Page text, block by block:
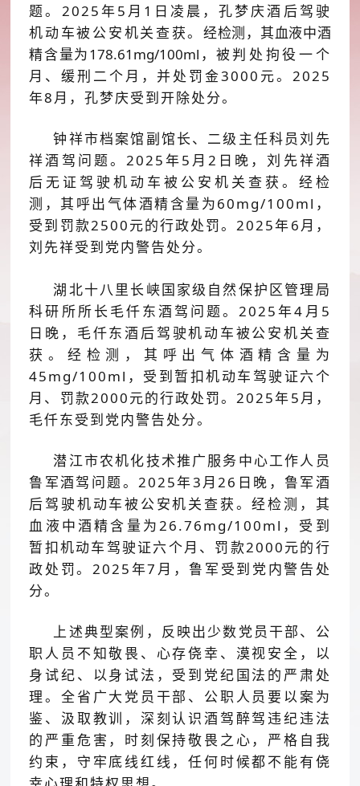
题。 2025年5 月 1 日 凌晨 ，孔梦庆酒后驾驶
机动车被公安机关查获。经检测， 其血液中酒
精含量为178.61 mg/100ml ， 被判处拘役一个
月 、缓刑 二个月 ，并处罚金3000 元。 2025
年8月，孔梦庆受到开除处分。
钟祥市档案馆副馆长、二级主任科员刘先
祥酒驾问题。 2025年5 月2 日 晚，刘先祥酒
后无证驾驶机动 车被公安机关查获。经检
测， 其 呼出气体酒精含量为60mg/100ml ，
受到 罚款2500元的行政处罚。2025年6月，
刘先祥受到党内警告处分。
湖北十八里长峡国家级自然保护区管理局
科研所所长毛仟东酒驾问题。2025年4 月 5
日 晚 ，毛仟东酒后驾驶机动车被公安机关查
获。经检测， 其 呼出气体酒精含量为
45mg/100ml ，受到暂扣机动车驾驶证六个
月、罚款2000元的行政处罚。2025年5月，
毛仟东受到党内警告处分。
潜江市农机化技术推广服务中心工作人员
鲁军酒驾问题。 2025年3月26 日 晚 ，鲁军酒
后驾驶机动车被公安机关查获。经检测， 其
血液中酒精含量为26.76mg/100ml ，受到
暂扣机动车驾驶证六个月、罚款2000元的行
政处罚。2025年7 月，鲁军受到党内警告处
分。
上述典型案例，反映出少数党员干部、公
职人员不知敬畏、心存侥幸、漠视安全，以
身试纪、以身试法，受到党纪国法的严肃处
理。全省广大党员干部、公职人员要以案为
鉴、汲取教训，深刻认识酒驾醉驾违纪违法
的严重危害，时刻保持敬畏之心，严格自我
约束，守牢底线红线，任何时候都不能有侥